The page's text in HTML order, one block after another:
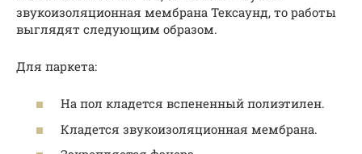
звукоизоляционная мембрана Тексаунд, то работы
выглядят следующим образом.
Для паркета:
На пол кладется вспененный полиэтилен.
Кладется звукоизоляционная мембрана.